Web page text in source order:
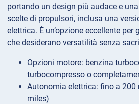
portando un design più audace e
scelte di propulsori, inclusa una
elettrica. È un’opzione eccellente
che desiderano versatilità senza
Opzioni motore: benzina
turbocompresso o
Autonomia elettrica: fino a 200
miles)